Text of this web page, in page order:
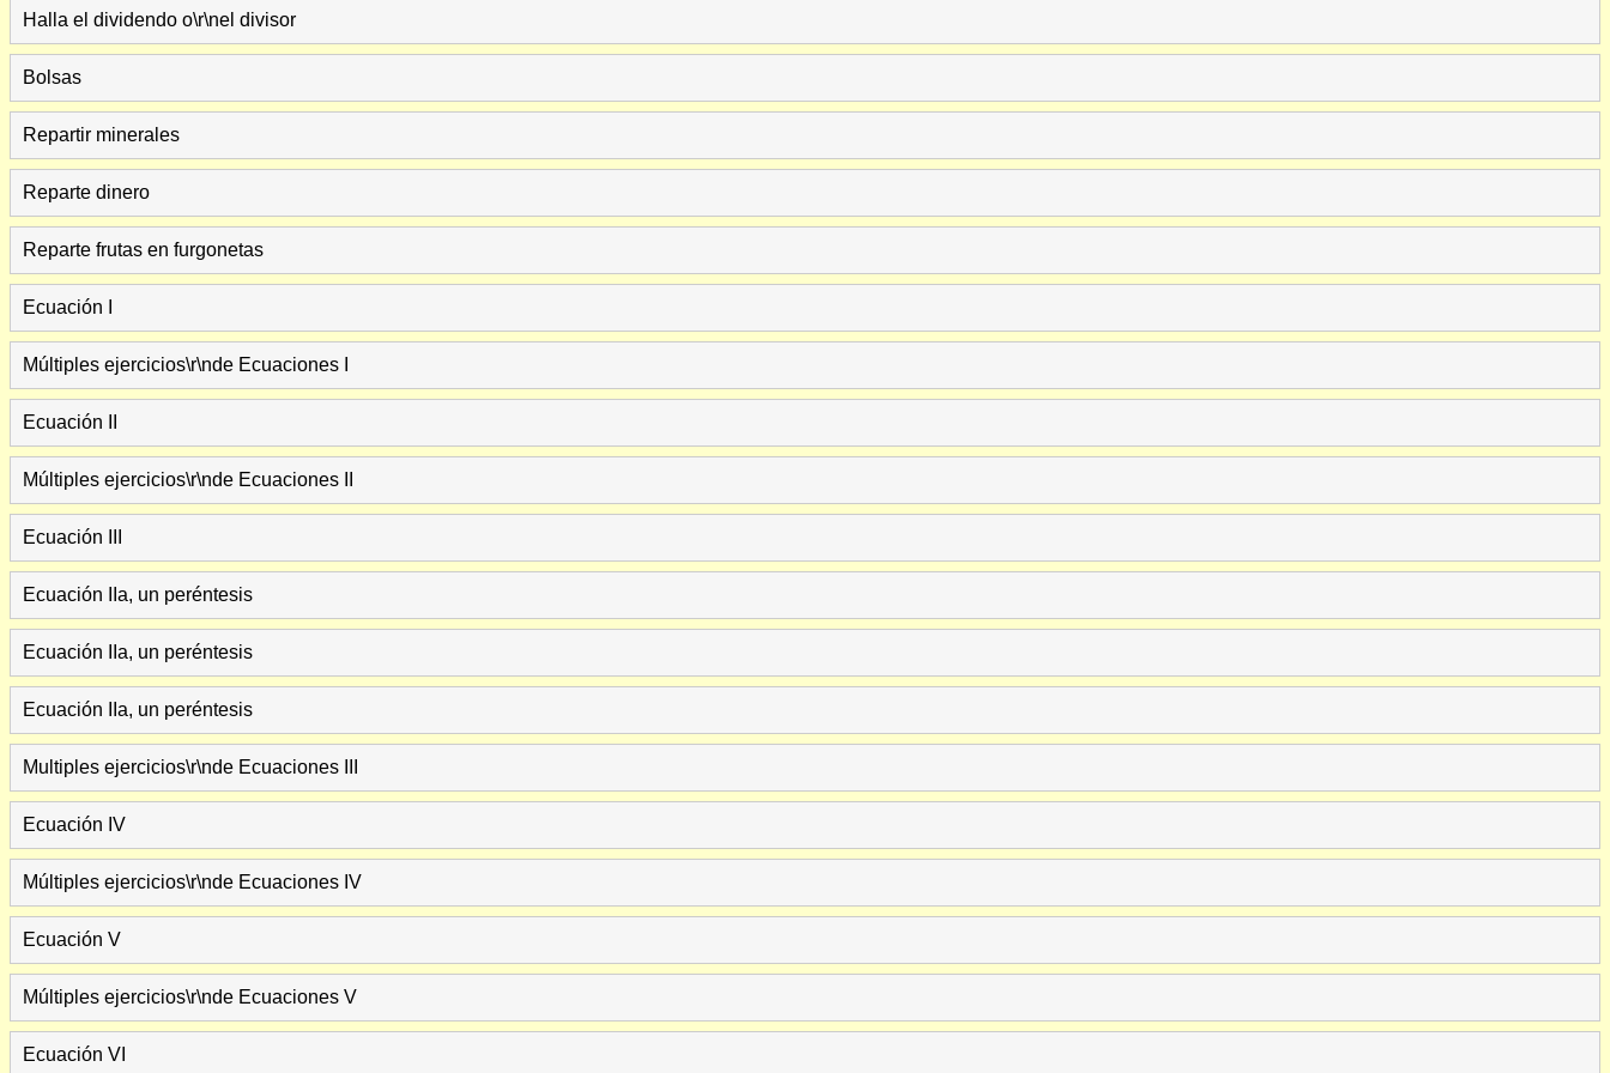
Halla el dividendo o\r\nel divisor
Bolsas
Repartir minerales
Reparte dinero
Reparte frutas en furgonetas
Ecuación I
Múltiples ejercicios\r\nde Ecuaciones I
Ecuación II
Múltiples ejercicios\r\nde Ecuaciones II
Ecuación III
Ecuación IIa, un peréntesis
Ecuación IIa, un peréntesis
Ecuación IIa, un peréntesis
Multiples ejercicios\r\nde Ecuaciones III
Ecuación IV
Múltiples ejercicios\r\nde Ecuaciones IV
Ecuación V
Múltiples ejercicios\r\nde Ecuaciones V
Ecuación VI